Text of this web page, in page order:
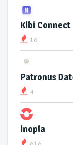
Kibi Connect
16
Patronus
4
inopla